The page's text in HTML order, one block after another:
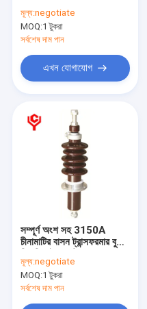
মূল্য:negotiate
MOQ:1 টুকরা
সর্বশেষ দাম পান
এখন যোগাযোগ
সম্পূর্ণ অংশ সহ 3150A
চীনামাটির বাসন ট্রান্সফরমার বুশিং
মূল্য:negotiate
MOQ:1 টুকরা
সর্বশেষ দাম পান